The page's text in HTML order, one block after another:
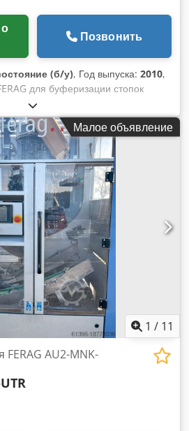
Позвонить
(б/у), Год выпуска: 2010,
для буферизации стопок
год Dcsdpfx Agjv Sdh Dj Esk
Малое объявление
1 / 11
FERAG AU2-MNK-